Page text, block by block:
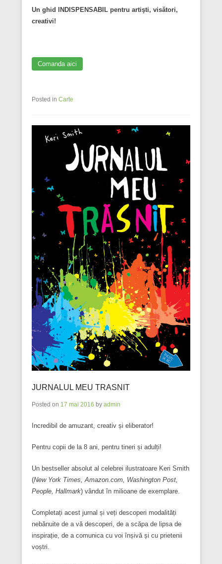
Un ghid INDISPENSABIL pentru artişti, visători,
creativi!
Comanda aici
Posted in Carte
JURNALUL MEU TRASNIT
Posted on 17 mai 2016 by admin
Incredibil de amuzant, creativ și eliberator!
Pentru copii de la 8 ani, pentru tineri și adulți!
Un bestseller absolut al celebrei ilustratoare Keri Smith
(New York Times, Amazon.com, Washington Post,
People, Hallmark) vândut în milioane de exemplare.
Completați acest jurnal și veți descoperi modalități
nebănuite de a vă descoperi, de a scăpa de lipsa de
inspirație, de a comunica cu voi înșivă și cu prietenii
voștri.